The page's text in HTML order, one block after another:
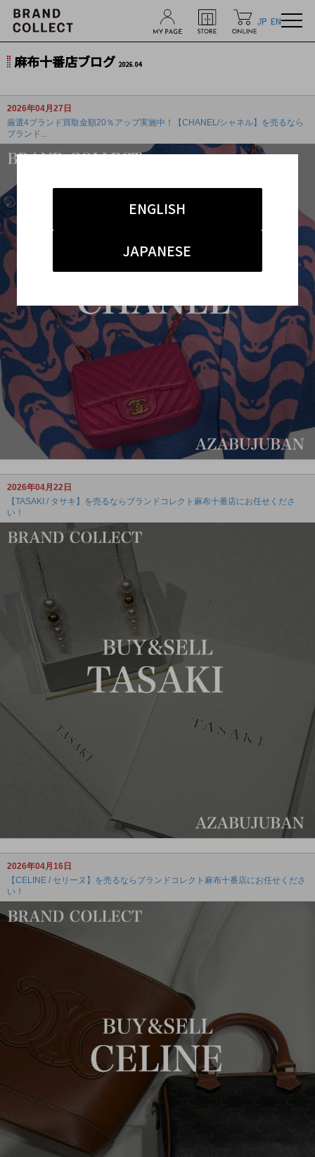
JP EN
ENGLISH
JAPANESE
麻布十番店ブログ 2026.04
2026年04月27日
厳選4ブランド買取金額20％アップ実施中！【CHANEL/シャネル】を売るなら
ブランド...
2026年04月22日
【TASAKI / タサキ】を売るならブランドコレクト麻布十番店にお任せくださ
い！
2026年04月16日
【CELINE / セリーヌ】を売るならブランドコレクト麻布十番店にお任せくださ
い！